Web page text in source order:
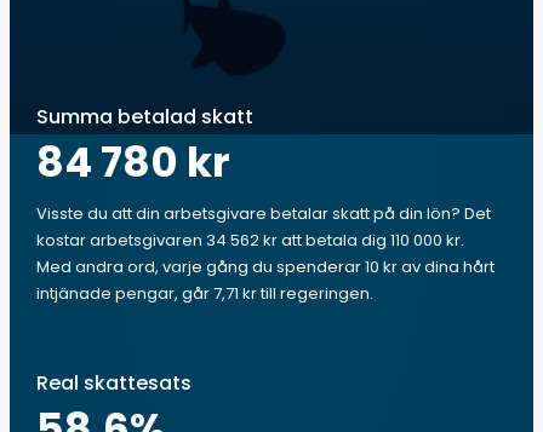
Summa betalad skatt
84 780 kr
Visste du att din arbetsgivare betalar skatt på din lön? Det
kostar arbetsgivaren 34 562 kr att betala dig 110 000 kr.
Med andra ord, varje gång du spenderar 10 kr av dina hårt
intjänade pengar, går 7,71 kr till regeringen.
Real skattesats